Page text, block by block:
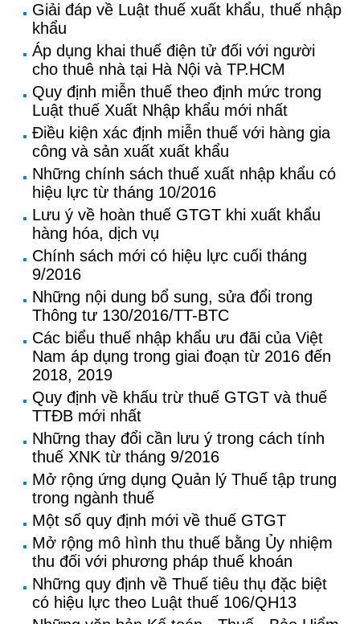
Giải đáp về Luật thuế xuất khẩu, thuế nhập
khẩu
Áp dụng khai thuế điện tử đối với người
cho thuê nhà tại Hà Nội và TP.HCM
Quy định miễn thuế theo định mức trong
Luật thuế Xuất Nhập khẩu mới nhất
Điều kiện xác định miễn thuế với hàng gia
công và sản xuất xuất khẩu
Những chính sách thuế xuất nhập khẩu có
hiệu lực từ tháng 10/2016
Lưu ý về hoàn thuế GTGT khi xuất khẩu
hàng hóa, dịch vụ
Chính sách mới có hiệu lực cuối tháng
9/2016
Những nội dung bổ sung, sửa đổi trong
Thông tư 130/2016/TT-BTC
Các biểu thuế nhập khẩu ưu đãi của Việt
Nam áp dụng trong giai đoạn từ 2016 đến
2018, 2019
Quy định về khấu trừ thuế GTGT và thuế
TTĐB mới nhất
Những thay đổi cần lưu ý trong cách tính
thuế XNK từ tháng 9/2016
Mở rộng ứng dụng Quản lý Thuế tập trung
trong ngành thuế
Một số quy định mới về thuế GTGT
Mở rộng mô hình thu thuế bằng Ủy nhiệm
thu đối với phương pháp thuế khoán
Những quy định về Thuế tiêu thụ đặc biệt
có hiệu lực theo Luật thuế 106/QH13